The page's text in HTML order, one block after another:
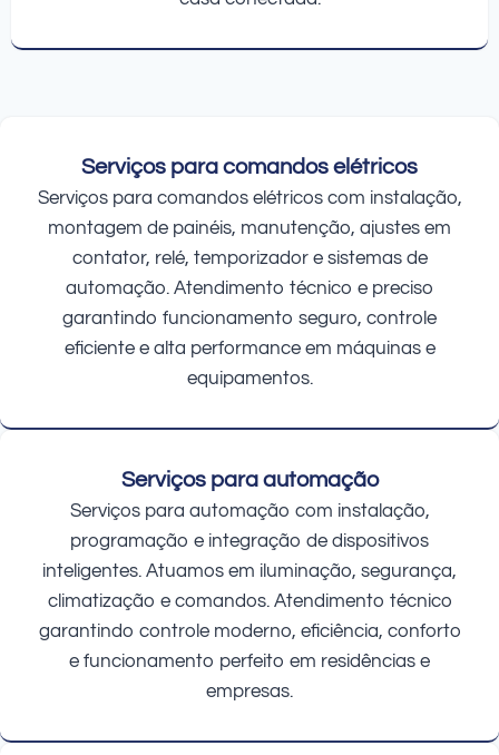
Serviços para comandos elétricos
Serviços para comandos elétricos com instalação,
montagem de painéis, manutenção, ajustes em
contator, relé, temporizador e sistemas de
automação. Atendimento técnico e preciso
garantindo funcionamento seguro, controle
eficiente e alta performance em máquinas e
equipamentos.
Serviços para automação
Serviços para automação com instalação,
programação e integração de dispositivos
inteligentes. Atuamos em iluminação, segurança,
climatização e comandos. Atendimento técnico
garantindo controle moderno, eficiência, conforto
e funcionamento perfeito em residências e
empresas.